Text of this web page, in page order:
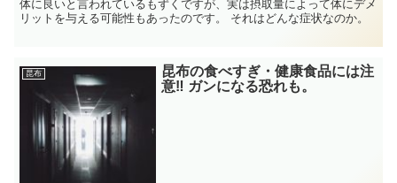
体に良いと言われているもずくですが、実は摂取量によって体にデメ
リットを与える可能性もあったのです。 それはどんな症状なのか。
昆布
昆布の食べすぎ・健康食品には注
意‼ ガンになる恐れも。